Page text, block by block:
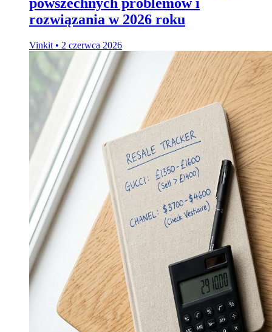
powszechnych problemów i
rozwiązania w 2026 roku
Vinkit • 2 czerwca 2026